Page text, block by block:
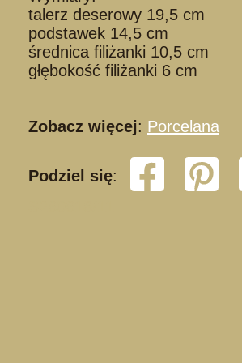
talerz deserowy 19,5 cm
podstawek 14,5 cm
średnica filiżanki 10,5 cm
głębokość filiżanki 6 cm
Zobacz więcej: Porcelana
Podziel się: